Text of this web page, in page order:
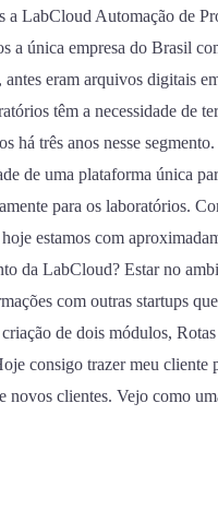
a LabCloud Automação de
a única empresa do Brasil
eram arquivos digitais
têm a necessidade de
há três anos nesse
de uma plataforma única
para os laboratórios.
estamos com
da LabCloud? Estar no
com outras startups
de dois módulos,
consigo trazer meu cliente
clientes. Vejo como